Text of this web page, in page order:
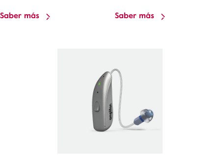
Saber más Saber más